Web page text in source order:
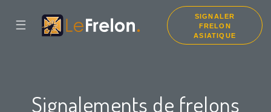
☰
SIGNALER
FRELON
ASIATIQUE
Signalements de frelons